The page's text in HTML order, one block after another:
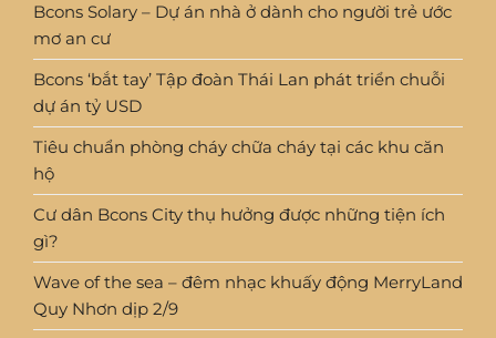
Bcons Solary – Dự án nhà ở dành cho người trẻ ước
mơ an cư
Bcons ‘bắt tay’ Tập đoàn Thái Lan phát triển chuỗi
dự án tỷ USD
Tiêu chuẩn phòng cháy chữa cháy tại các khu căn
hộ
Cư dân Bcons City thụ hưởng được những tiện ích
gì?
Wave of the sea – đêm nhạc khuấy động MerryLand
Quy Nhơn dịp 2/9